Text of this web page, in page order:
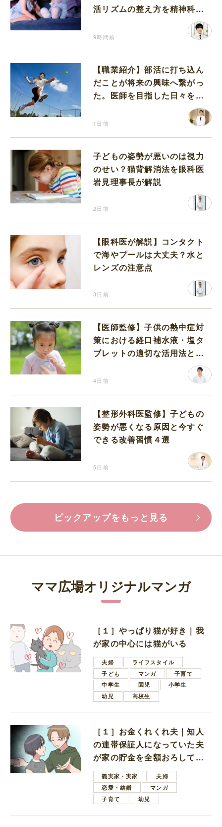
活リズムの整え方を精神科医
9時間前
【職業紹介】部活に打ち込ん
だことが将来の興味へ繋がっ
た。医師を目指した日々を振
1日前
子どもの姿勢が悪いのは視力
のせい？猫背解消法を眼科医
岩見理事長が解説
2日前
【眼科医が解説】コンタクト
で海やプールは大丈夫？水と
レンズの注意点
3日前
【医師監修】子供の熱中症対
策における経口補水液・塩タ
ブレットの適切な活用法と水
4日前
【整形外科医監修】子どもの
姿勢が悪くなる原因と今すぐ
できる改善習慣４選
5日前
ピックアップをもっと見る
ママ広場オリジナルマンガ
［１］やっぱり猫が好き｜我
が家の中心には猫がいる
夫婦
ライフスタイル
子ども
マンガ
子育て
中学生
園児
小学生
幼児
高校生
［１］お金くれくれ夫｜知人
の連帯保証人になっていた夫
が家の貯金を全額おろしてほ
しいと言ってきた
義実家・実家
夫婦
恋愛・結婚
マンガ
子育て
幼児